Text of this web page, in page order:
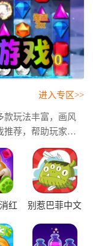
款玩法丰富，画风
推荐，帮助玩家快
休闲消除小游戏
进入专区>>
红
别惹巴菲中文